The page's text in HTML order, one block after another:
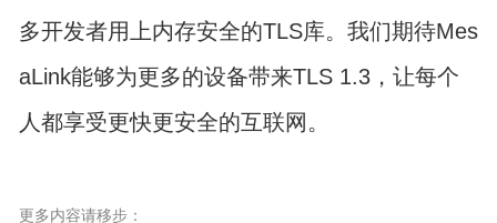
多开发者用上内存安全的TLS库。我们期待Mes
aLink能够为更多的设备带来TLS 1.3，让每个
人都享受更快更安全的互联网。
更多内容请移步：